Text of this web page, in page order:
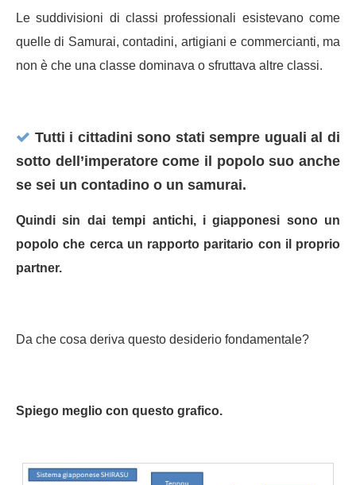
Le suddivisioni di classi professionali esistevano come
quelle di Samurai, contadini, artigiani e commercianti, ma
non è che una classe dominava o sfruttava altre classi.
Tutti i cittadini sono stati sempre uguali al di
sotto dell’imperatore come il popolo suo anche
se sei un contadino o un samurai.
Quindi sin dai tempi antichi, i giapponesi sono un
popolo che cerca un rapporto paritario con il proprio
partner.
Da che cosa deriva questo desiderio fondamentale?
Spiego meglio con questo grafico.